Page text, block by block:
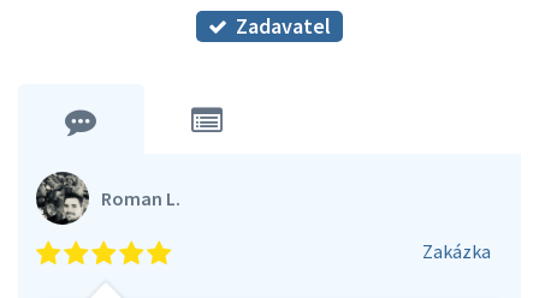
Zadavatel
Roman L.
Zakázka